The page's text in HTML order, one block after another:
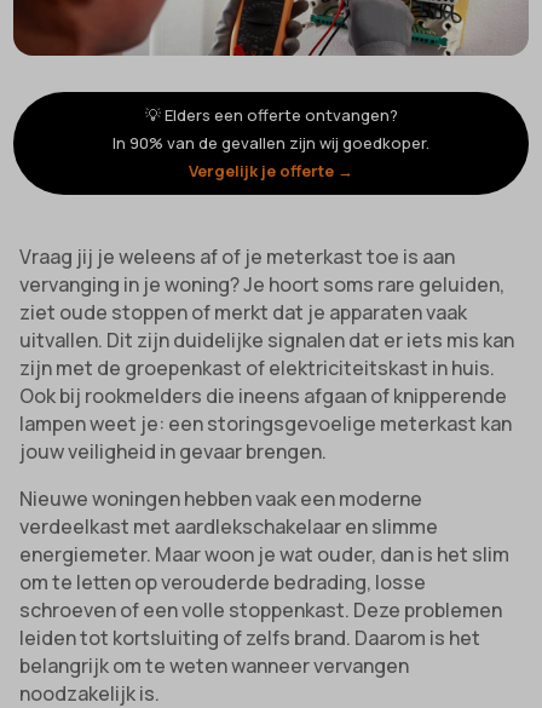
💡 Elders een offerte ontvangen?
In 90% van de gevallen zijn wij goedkoper.
Vergelijk je offerte →
Vraag jij je weleens af of je meterkast toe is aan
vervanging in je woning? Je hoort soms rare geluiden,
ziet oude stoppen of merkt dat je apparaten vaak
uitvallen. Dit zijn duidelijke signalen dat er iets mis kan
zijn met de groepenkast of elektriciteitskast in huis.
Ook bij rookmelders die ineens afgaan of knipperende
lampen weet je: een storingsgevoelige meterkast kan
jouw veiligheid in gevaar brengen.
Nieuwe woningen hebben vaak een moderne
verdeelkast met aardlekschakelaar en slimme
energiemeter. Maar woon je wat ouder, dan is het slim
om te letten op verouderde bedrading, losse
schroeven of een volle stoppenkast. Deze problemen
leiden tot kortsluiting of zelfs brand. Daarom is het
belangrijk om te weten wanneer vervangen
noodzakelijk is.